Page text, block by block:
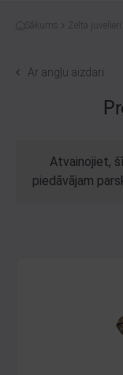
Sākums
Zelta
Ar angļu aizdari
Atvainojiet,
piedāvājam